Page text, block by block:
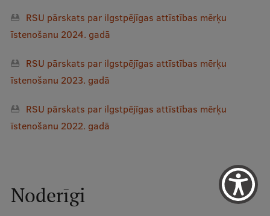
RSU pārskats par ilgstpējīgas attīstības mērķu
īstenošanu 2024. gadā
RSU pārskats par ilgstpējīgas attīstības mērķu
īstenošanu 2023. gadā
RSU pārskats par ilgstpējīgas attīstības mērķu
īstenošanu 2022. gadā
Noderīgi